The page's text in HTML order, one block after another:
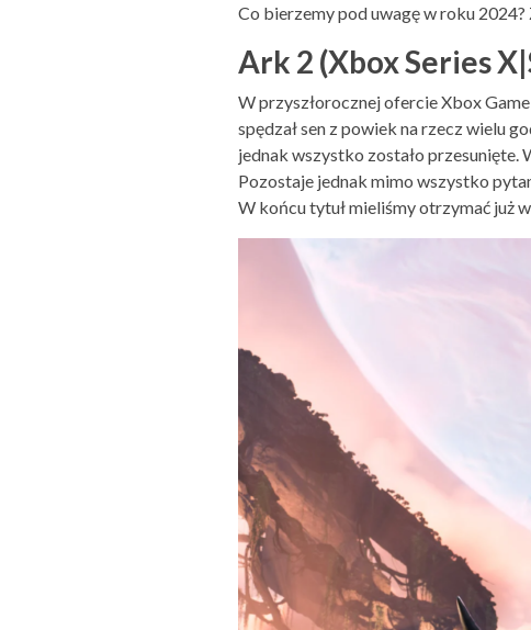
Co bierzemy pod uwagę w roku 2024?
Ark 2 (Xbox Series
W przyszłorocznej ofercie Xbox
spędzał sen z powiek na rzecz wielu
jednak wszystko zostało przesunięte.
Pozostaje jednak mimo wszystko
W końcu tytuł mieliśmy otrzymać już